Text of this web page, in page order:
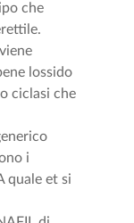
che
lossido
ciclasi che
i
quale et si